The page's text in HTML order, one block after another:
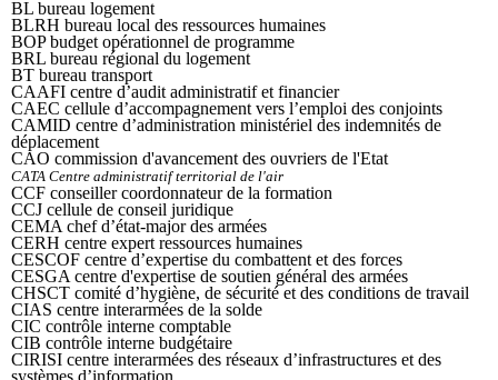
BL bureau logement
BLRH bureau local des ressources humaines
BOP budget opérationnel de programme
BRL bureau régional du logement
BT bureau transport
CAAFI centre d’audit administratif et financier
CAEC cellule d’accompagnement vers l’emploi des conjoints
CAMID centre d’administration ministériel des indemnités de
déplacement
CAO commission d'avancement des ouvriers de l'Etat
CATA Centre administratif territorial de l'air
CCF conseiller coordonnateur de la formation
CCJ cellule de conseil juridique
CEMA chef d’état-major des armées
CERH centre expert ressources humaines
CESCOF centre d’expertise du combattent et des forces
CESGA centre d'expertise de soutien général des armées
CHSCT comité d’hygiène, de sécurité et des conditions de travail
CIAS centre interarmées de la solde
CIC contrôle interne comptable
CIB contrôle interne budgétaire
CIRISI centre interarmées des réseaux d’infrastructures et des
systèmes d’information